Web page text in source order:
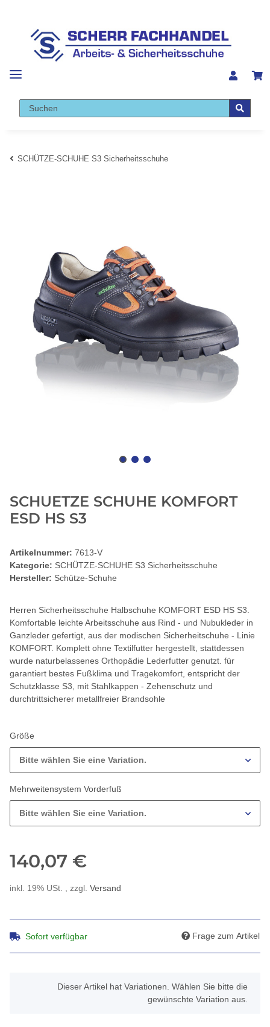
SCHÜTZE-SCHUHE S3 Sicherheitsschuhe
SCHUETZE SCHUHE KOMFORT
ESD HS S3
Artikelnummer: 7613-V
Kategorie: SCHÜTZE-SCHUHE S3 Sicherheitsschuhe
Hersteller: Schütze-Schuhe
Herren Sicherheitsschuhe Halbschuhe KOMFORT ESD HS S3.
Komfortable leichte Arbeitsschuhe aus Rind - und Nubukleder in
Ganzleder gefertigt, aus der modischen Sicherheitschuhe - Linie
KOMFORT. Komplett ohne Textilfutter hergestellt, stattdessen
wurde naturbelassenes Orthopädie Lederfutter genutzt. für
garantiert bestes Fußklima und Tragekomfort, entspricht der
Schutzklasse S3, mit Stahlkappen - Zehenschutz und
durchtrittsicherer metallfreier Brandsohle
Größe
Bitte wählen Sie eine Variation.
Mehrweitensystem Vorderfuß
Bitte wählen Sie eine Variation.
140,07 €
inkl. 19% USt. , zzgl. Versand
Sofort verfügbar Frage zum Artikel
Dieser Artikel hat Variationen. Wählen Sie bitte die
gewünschte Variation aus.